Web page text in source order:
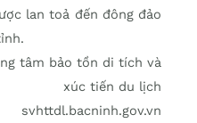
lan toả đến đông đảo
tâm bảo tồn di tích và
xúc tiến du lịch
svhttdl.bacninh.gov.vn